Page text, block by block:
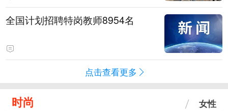
全国计划招聘特岗教师8954名
点击查看更多
时尚 女性